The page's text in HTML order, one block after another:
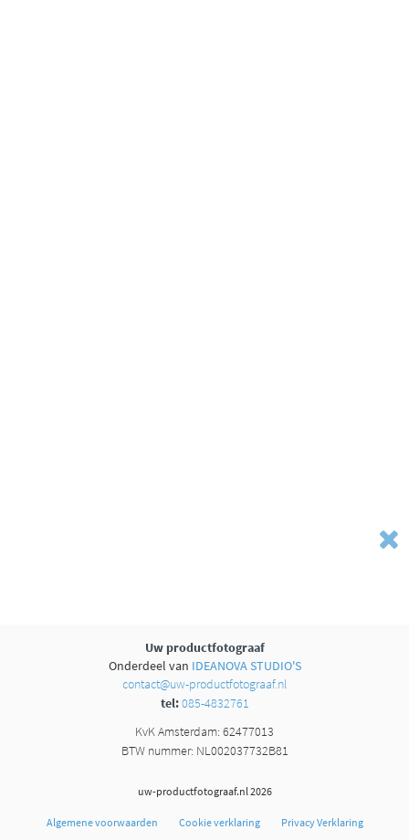
Uw productfotograaf
Onderdeel van IDEANOVA STUDIO'S
contact@uw-productfotograaf.nl
tel:085-4832761
KvK Amsterdam: 62477013
BTW nummer: NL002037732B81
uw-productfotograaf.nl 2026
Algemene voorwaarden Cookie verklaring Privacy Verklaring